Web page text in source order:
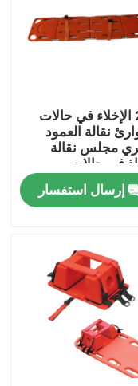
20in الإخلاء في حالات
نقالة العمود
مجلس نقالة
في حالات
الكبار
إرسال استفسار